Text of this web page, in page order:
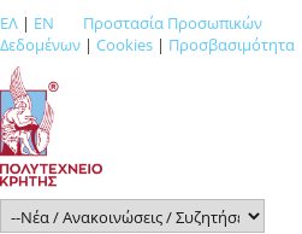
ΕΛ | EN
Προστασία Προσωπικών
Δεδομένων | Cookies | Προσβασιμότητα